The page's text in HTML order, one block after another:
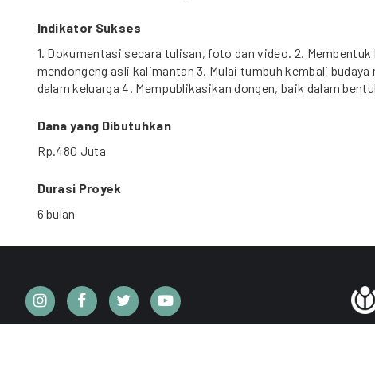
Indikator Sukses
1. Dokumentasi secara tulisan, foto dan video. 2.
mendongeng asli kalimantan 3. Mulai tumbuh kembali budaya
dalam keluarga 4. Mempublikasikan dongen, baik dalam
Dana yang Dibutuhkan
Rp.480 Juta
Durasi Proyek
6 bulan